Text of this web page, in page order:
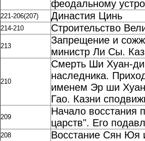
феодальному
221-206(207) Династия Цинь
214-210 Строительство
213
Запрещение и
министр Ли Сы.
210
Смерть Ши Хуан-
наследника.
именем Эр ши
Гао. Казни
209
Начало восстания
царств". Его
208 Восстание Сян Юя